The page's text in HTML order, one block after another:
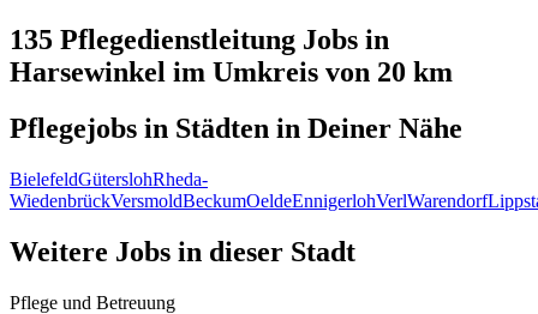
135 Pflegedienstleitung Jobs in
Harsewinkel im Umkreis von 20 km
Pflegejobs in Städten in Deiner Nähe
BielefeldGüterslohRheda-
WiedenbrückVersmoldBeckumOeldeEnnigerlohVerlWarendorf
Weitere Jobs in dieser Stadt
Pflege und Betreuung